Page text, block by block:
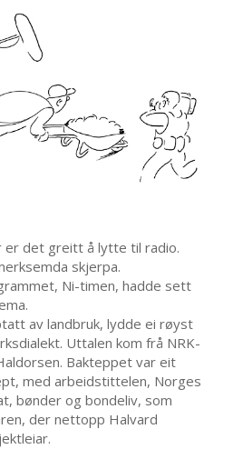
er det greitt å lytte til radio.
skjerpa.
Ni-timen, hadde sett
av landbruk, lydde ei røyst
Uttalen kom frå NRK-
Bakteppet var eit
med arbeidstittelen, Norges
bønder og bondeliv, som
der nettopp Halvard